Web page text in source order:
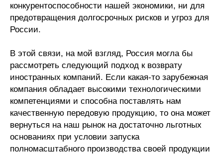
конкурентоспособности нашей экономики, ни для
предотвращения долгосрочных рисков и угроз для
России.
В этой связи, на мой взгляд, Россия могла бы
рассмотреть следующий подход к возврату
иностранных компаний. Если какая-то зарубежная
компания обладает высокими технологическими
компетенциями и способна поставлять нам
качественную передовую продукцию, то она может
вернуться на наш рынок на достаточно льготных
основаниях при условии запуска
полномасштабного производства своей продукции